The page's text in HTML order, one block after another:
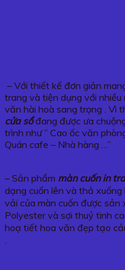
– Với thiết kế đơn giản
trang và tiện dụng với
văn hài hoà sang trọng . Vì
cửa sổđang được ưa
trình như ” Cao ốc văn
Quán cafe – Nhà hàng …”
– Sản phẩm màn cuốn in
dạng cuốn lên và thả
vải của màn cuốn được sản
Polyester và sợi thuỷ tinh
hoạ tiết hoa văn đẹp tạo